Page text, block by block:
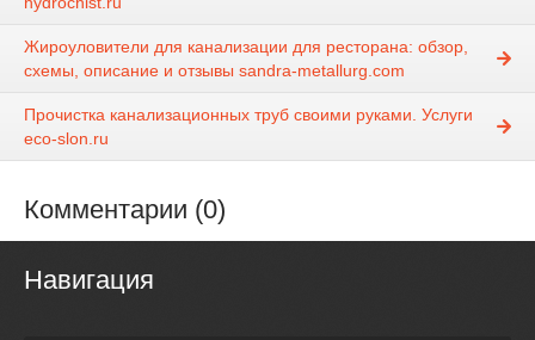
Жироуловители для канализации для ресторана: обзор,
схемы, описание и отзывы sandra-metallurg.com
Прочистка канализационных труб своими руками. Услуги
eco-slon.ru
Комментарии (0)
Навигация